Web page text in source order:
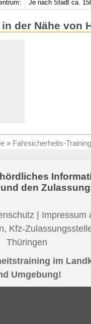
Je nach Stadt ca.
der Nähe von
» Fahrsicherheits-
den
| Impressum
, Kfz-
Thüringen
im
Umgebung!